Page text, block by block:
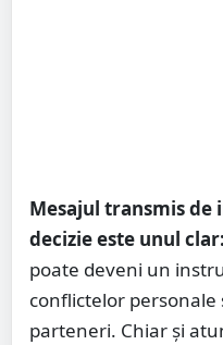
Mesajul transmis de
decizie este unul clar:
poate deveni un
conflictelor
parteneri. Chiar și